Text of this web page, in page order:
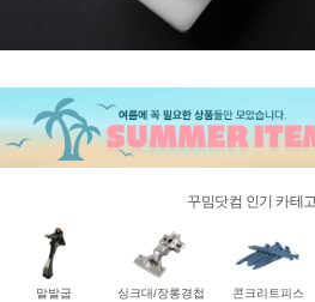
꾸밈닷컴 인기 카테
말발굽 싱크대/장롱경첩 콘크리트피스